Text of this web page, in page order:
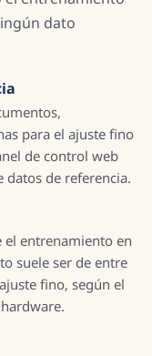
dato
para el ajuste fino
de control web
datos de referencia.
el entrenamiento en
suele ser de entre
fino, según el